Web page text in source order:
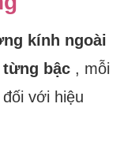
kính ngoài
bậc , mỗi
với hiệu